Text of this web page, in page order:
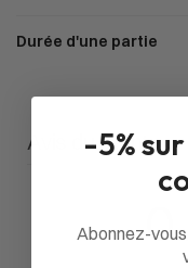
Durée d'une partie
Avis du client
0
-5%
Abonnez-